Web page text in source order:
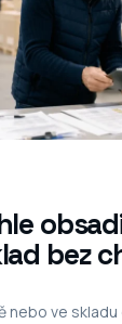
bez
nebo ve